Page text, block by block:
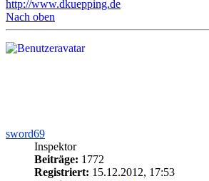
http://www.dkuepping.de
Nach oben
sword69
Inspektor
Beiträge: 1772
Registriert: 15.12.2012, 17:53